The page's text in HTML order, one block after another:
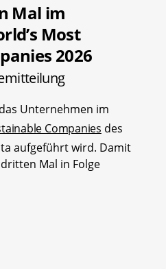
Mal im
Most
2026
Unternehmen im
Companies des
aufgeführt wird. Damit
Mal in Folge